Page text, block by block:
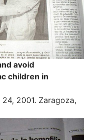
avoid
children in
2001. Zaragoza,